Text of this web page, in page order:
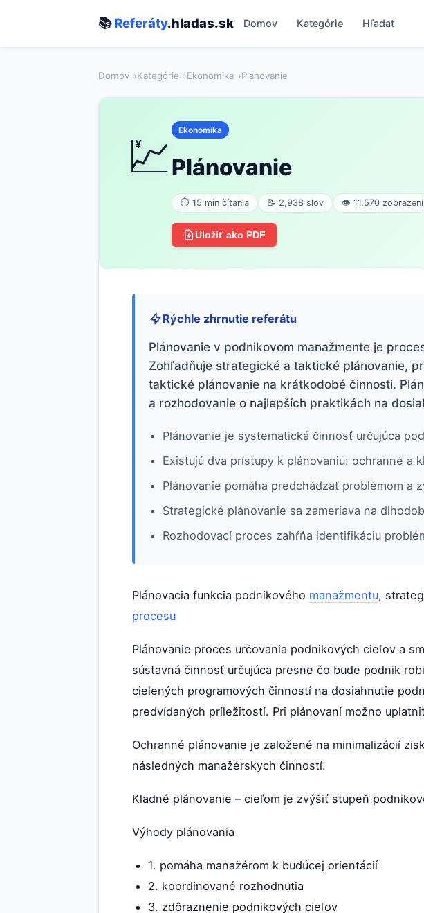
📚Referáty.hladas.sk Domov Kategórie Hľadať
Domov Kategórie Ekonomika Plánovanie
💹 Ekonomika
Plánovanie
⏱ 15 min čítania 📝 2,938 slov 👁 11,570 zobrazení
Uložiť ako PDF
Rýchle zhrnutie referátu
Plánovanie v podnikovom manažmente je
Zohľadňuje strategické a taktické plánovanie,
taktické plánovanie na krátkodobé činnosti.
a rozhodovanie o najlepších praktikách na
Plánovanie je systematická činnosť určujúca
Existujú dva prístupy k plánovaniu: ochranné a
Plánovanie pomáha predchádzať problémom a
Strategické plánovanie sa zameriava na
Rozhodovací proces zahŕňa identifikáciu
Plánovacia funkcia podnikového manažmentu,
procesu
Plánovanie proces určovania podnikových cieľov a
sústavná činnosť určujúca presne čo bude podnik
cielených programových činností na dosiahnutie
predvídaných príležitostí. Pri plánovaní možno
Ochranné plánovanie je založené na minimalizácií
následných manažérskych činností.
Kladné plánovanie – cieľom je zvýšiť stupeň
Výhody plánovania
1. pomáha manažérom k budúcej orientácií
2. koordinované rozhodnutia
3. zdôraznenie podnikových cieľov